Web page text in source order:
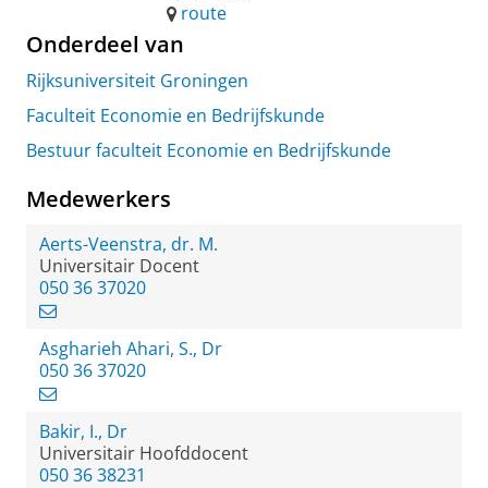
route
Onderdeel van
Rijksuniversiteit Groningen
Faculteit Economie en Bedrijfskunde
Bestuur faculteit Economie en Bedrijfskunde
Medewerkers
Aerts-Veenstra, dr. M.
Universitair Docent
050 36 37020
Asgharieh Ahari, S., Dr
050 36 37020
Bakir, I., Dr
Universitair Hoofddocent
050 36 38231